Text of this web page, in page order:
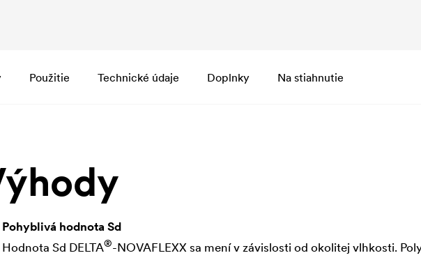
Použitie Technické údaje Doplnky Na stiahnutie
Pohyblivá hodnota Sd
Hodnota Sd DELTA®-NOVAFLEXX sa mení v závislosti od okolitej vlhkosti.